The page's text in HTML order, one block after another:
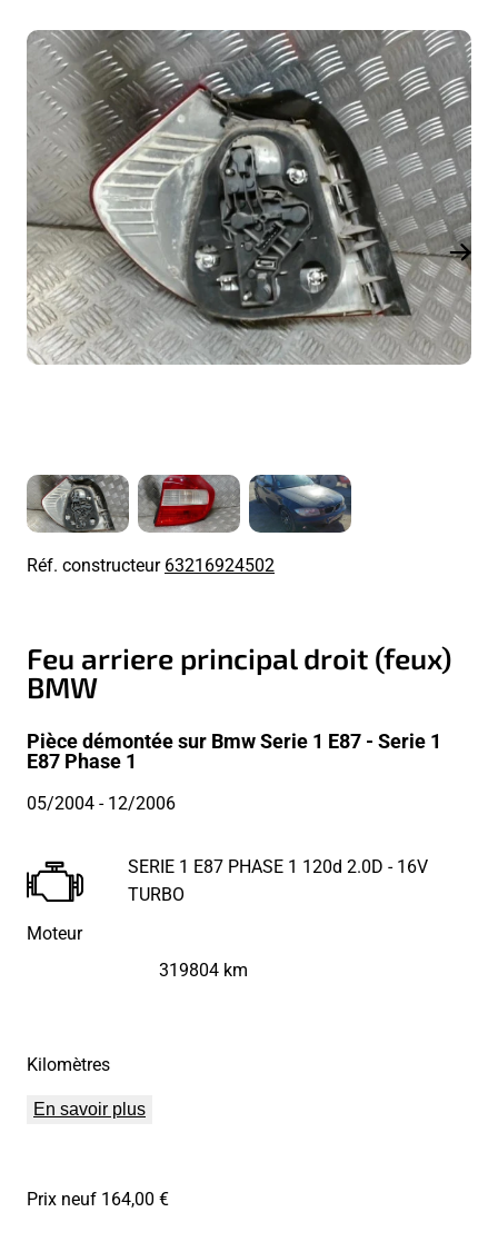
Réf. constructeur63216924502
Feu arriere principal droit (feux)
BMW
Pièce démontée sur Bmw Serie 1 E87 - Serie 1
E87 Phase 1
05/2004- 12/2006
Moteur
SERIE 1 E87 PHASE 1 120d 2.0D - 16V
TURBO
Kilomètres
319804 km
En savoir plus
Prix neuf 164,00 €